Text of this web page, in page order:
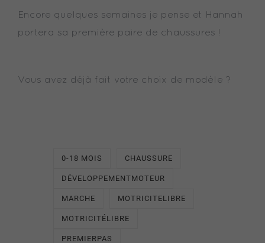
Encore quelques semaines je pense et Hannah
portera sa première paire de chaussures !
Vous avez déjà fait votre choix de modèle ?
0-18 MOIS CHAUSSURE
DÉVELOPPEMENTMOTEUR
MARCHE MOTRICITELIBRE
MOTRICITÉLIBRE
PREMIERPAS